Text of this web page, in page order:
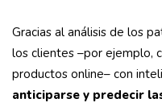
Gracias al análisis de los
los clientes –por ejemplo,
productos online– con
anticiparse y predecir